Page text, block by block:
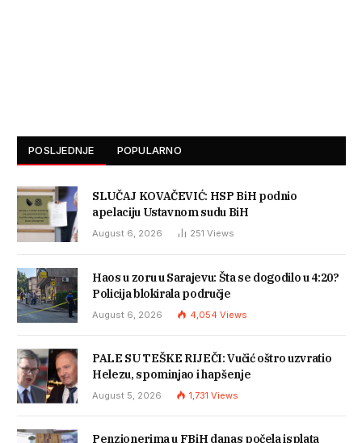
POSLJEDNJE POPULARNO
SLUČAJ KOVAČEVIĆ: HSP BiH podnio
apelaciju Ustavnom sudu BiH
August 6, 2026 251 Views
Haos u zoru u Sarajevu: Šta se dogodilo u 4:20?
Policija blokirala područje
August 6, 2026 4,054 Views
PALE SU TEŠKE RIJEČI: Vučić oštro uzvratio
Helezu, spominjao i hapšenje
August 5, 2026 1,731 Views
Penzionerima u FBiH danas počela isplata